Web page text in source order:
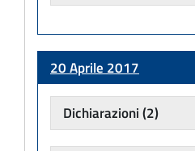
20 Aprile 2017
Dichiarazioni(2)